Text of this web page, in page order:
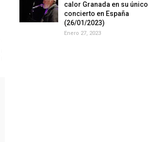
calor Granada en su único
concierto en España
(26/01/2023)
Enero 27, 2023